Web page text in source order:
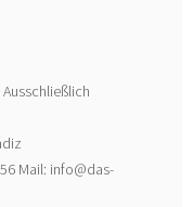
Mail: info@das-